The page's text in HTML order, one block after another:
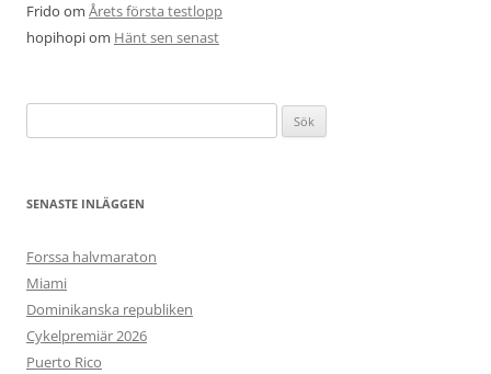
Frido om Årets första testlopp
hopihopiom Hänt sen senast
efter:
SENASTE INLÄGGEN
Forssa halvmaraton
Miami
Dominikanska republiken
Cykelpremiär 2026
Puerto Rico